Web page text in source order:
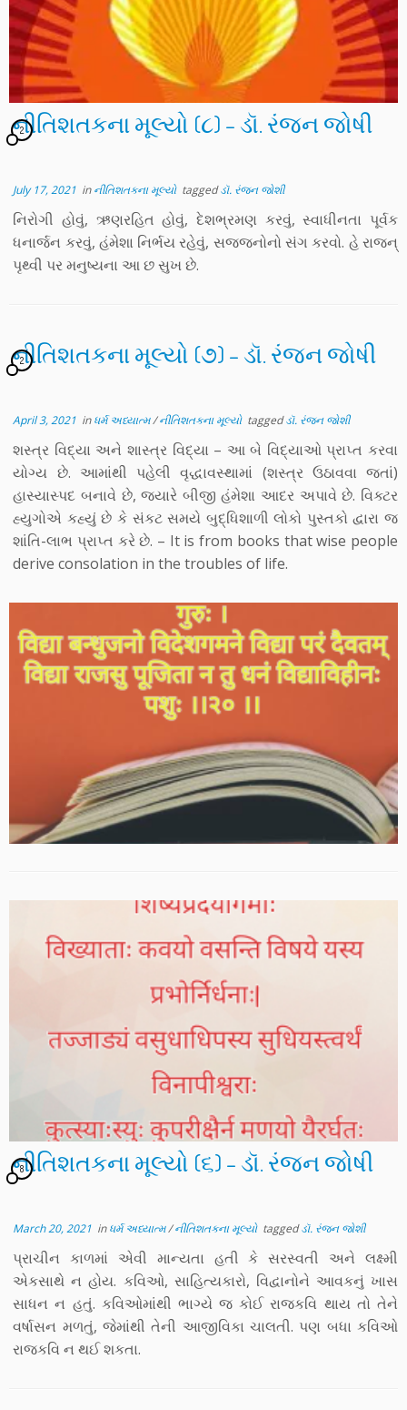
નીતિશતકના મૂલ્યો (૮) – ડૉ. રંજન જોષી
2
July 17, 2021 inનીતિશતકના મૂલ્યો taggedડૉ. રંજન જોશી
નિરોગી હોવું, ઋણરહિત હોવું, દેશભ્રમણ કરવું, સ્વાધીનતા પૂર્વક
ધનાર્જન કરવું, હંમેશા નિર્ભય રહેવું, સજ્જનોનો સંગ કરવો. હે રાજન્
પૃથ્વી પર મનુષ્યના આ છ સુખ છે.
નીતિશતકના મૂલ્યો (૭) – ડૉ. રંજન જોષી
2
April 3, 2021 inધર્મ અધ્યાત્મ/નીતિશતકના મૂલ્યો taggedડૉ. રંજન જોશી
શસ્ત્ર વિદ્યા અને શાસ્ત્ર વિદ્યા – આ બે વિદ્યાઓ પ્રાપ્ત કરવા
યોગ્ય છે. આમાંથી પહેલી વૃદ્ધાવસ્થામાં (શસ્ત્ર ઉઠાવવા જતાં)
હાસ્યાસ્પદ બનાવે છે, જ્યારે બીજી હંમેશા આદર અપાવે છે. વિક્ટર
હ્યુગોએ કહ્યું છે કે સંકટ સમયે બુદ્ધિશાળી લોકો પુસ્તકો દ્વારા જ
શાંતિ-લાભ પ્રાપ્ત કરે છે. – It is from books that wise people
derive consolation in the troubles of life.
નીતિશતકના મૂલ્યો (૬) – ડૉ. રંજન જોષી
8
March 20, 2021 inધર્મ અધ્યાત્મ/નીતિશતકના મૂલ્યો taggedડૉ. રંજન જોશી
પ્રાચીન કાળમાં એવી માન્યતા હતી કે સરસ્વતી અને લક્ષ્મી
એકસાથે ન હોય. કવિઓ, સાહિત્યકારો, વિદ્વાનોને આવકનું ખાસ
સાધન ન હતું. કવિઓમાંથી ભાગ્યે જ કોઈ રાજકવિ થાય તો તેને
વર્ષાસન મળતું, જેમાંથી તેની આજીવિકા ચાલતી. પણ બધા કવિઓ
રાજકવિ ન થઈ શકતા.